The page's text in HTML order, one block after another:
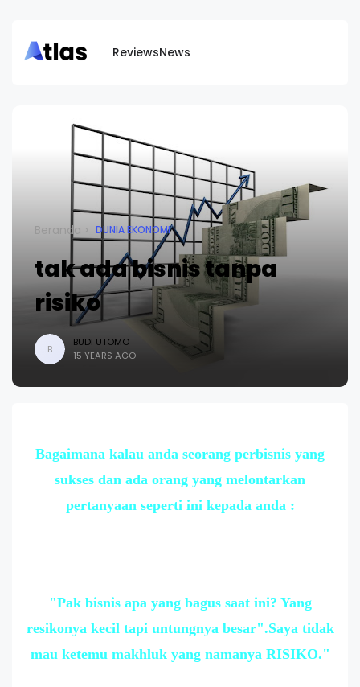
ReviewsNews
Beranda DUNIA EKONOMI
tak ada bisnis tanpa
risiko
B
BUDI UTOMO
15 YEARS AGO
Bagaimana kalau anda seorang perbisnis yang
sukses dan ada orang yang melontarkan
pertanyaan seperti ini kepada anda :
"Pak bisnis apa yang bagus saat ini? Yang
resikonya kecil tapi untungnya besar".Saya tidak
mau ketemu makhluk yang namanya RISIKO."